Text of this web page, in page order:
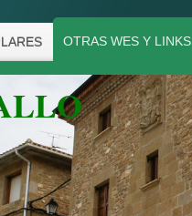
OTRAS WES Y LINKS